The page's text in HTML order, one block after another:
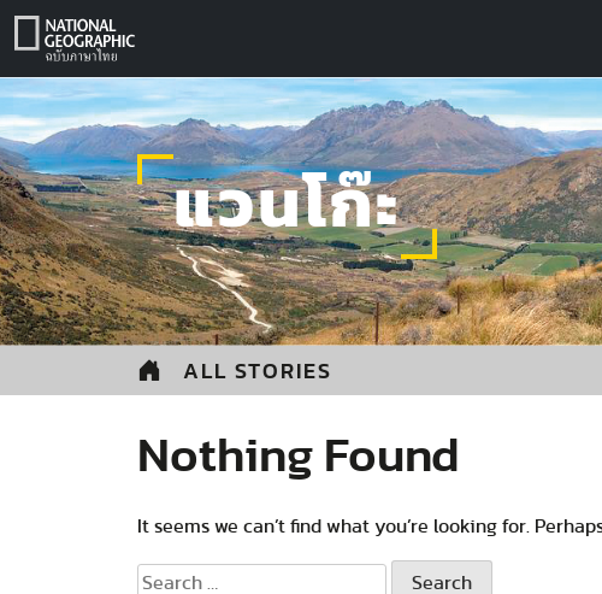
Skip
แวนโก๊ะ
ALL STORIES
Nothing Found
It seems we can’t find what you’re looking for.
Search